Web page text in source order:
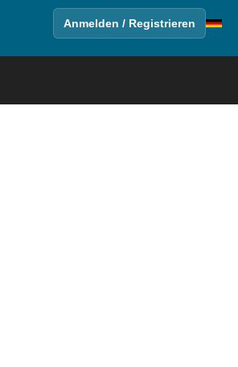
Anmelden / Registrieren